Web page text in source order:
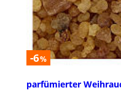
-6%
parfümierter